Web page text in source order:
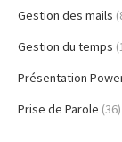
Gestion des mails
Gestion du temps
Présentation
Prise de Parole (36)